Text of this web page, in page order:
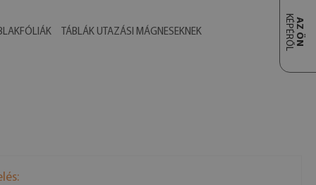
TÁBLÁK UTAZÁSI MÁGNESEKNEK AZ ÖN
KÉPÉRŐL